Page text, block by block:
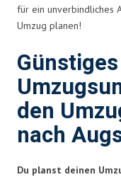
für ein unverbindliches
Umzug planen!
Günstiges
den
nach
Du planst deinen